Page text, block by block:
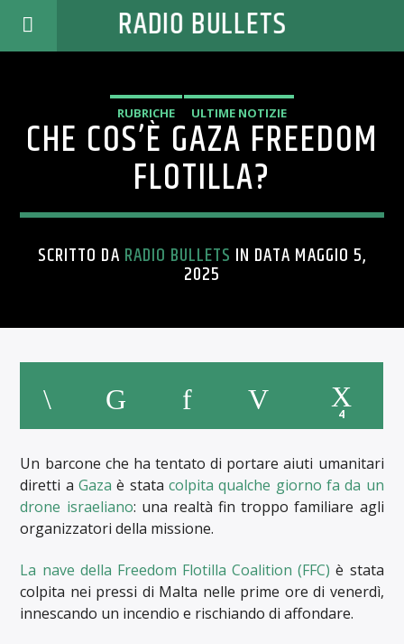
RADIO BULLETS
RUBRICHE ULTIME NOTIZIE
CHE COS’È GAZA FREEDOM
FLOTILLA?
SCRITTO DA RADIO BULLETS IN DATA MAGGIO 5,
2025
4
Un barcone che ha tentato di portare aiuti umanitari
diretti aGaza è statacolpita qualche giorno fa da un
drone israeliano: una realtà fin troppo familiare agli
organizzatori della missione.
La nave della Freedom Flotilla Coalition (FFC) è stata
colpita nei pressi di Malta nelle prime ore di venerdì,
innescando un incendio e rischiando di affondare.